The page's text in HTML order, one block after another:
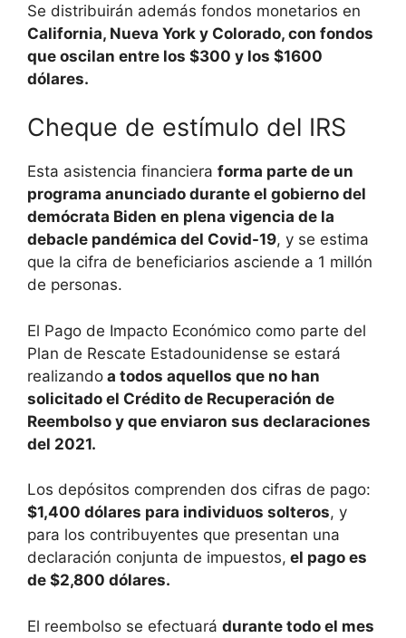
Se distribuirán además fondos monetarios en
California, Nueva York y Colorado, con fondos
que oscilan entre los $300 y los $1600
dólares.
Cheque de estímulo del IRS
Esta asistencia financiera forma parte de un
programa anunciado durante el gobierno del
demócrata Biden en plena vigencia de la
debacle pandémica del Covid-19, y se estima
que la cifra de beneficiarios asciende a 1 millón
de personas.
El Pago de Impacto Económico como parte del
Plan de Rescate Estadounidense se estará
realizando a todos aquellos que no han
solicitado el Crédito de Recuperación de
Reembolso y que enviaron sus declaraciones
del 2021.
Los depósitos comprenden dos cifras de pago:
$1,400 dólares para individuos solteros, y
para los contribuyentes que presentan una
declaración conjunta de impuestos, el pago es
de $2,800 dólares.
El reembolso se efectuará durante todo el mes